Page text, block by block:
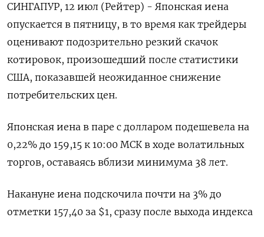
СИНГАПУР, 12 июл (Рейтер) - Японская иена
опускается в пятницу, в то время как трейдеры
оценивают подозрительно резкий скачок
котировок, произошедший после статистики
США, показавшей неожиданное снижение
потребительских цен.
Японская иена в паре с долларом подешевела на
0,22%​ до 159,15 к 10:00 МСК в ходе волатильных
торгов, оставаясь вблизи минимума 38 лет.
Накануне иена подскочила почти на 3% до
отметки 157,40 за $1, сразу после выхода индекса